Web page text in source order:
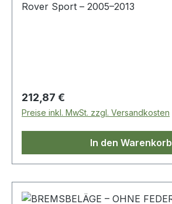
Regulärer Preis:
212,87 €
Preise inkl. MwSt. zzgl. Versandkosten
In den Warenkorb